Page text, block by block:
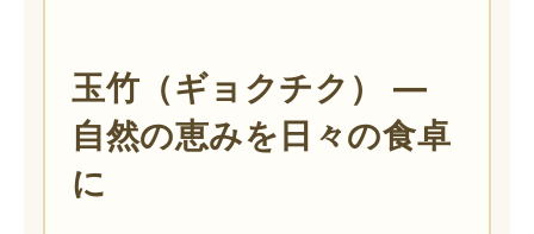
玉竹（ギョクチク） ―
自然の恵みを日々の食卓
に